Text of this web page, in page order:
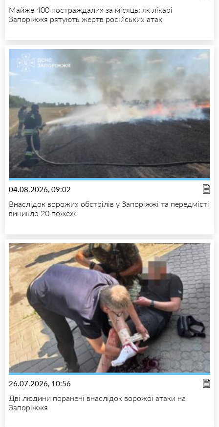
Майже 400 постраждалих за місяць: як лікарі
Запоріжжя рятують жертв російських атак
04.08.2026, 09:02
Внаслідок ворожих обстрілів у Запоріжжі та передмісті
виникло 20 пожеж
26.07.2026, 10:56
Дві людини поранені внаслідок ворожої атаки на
Запоріжжя